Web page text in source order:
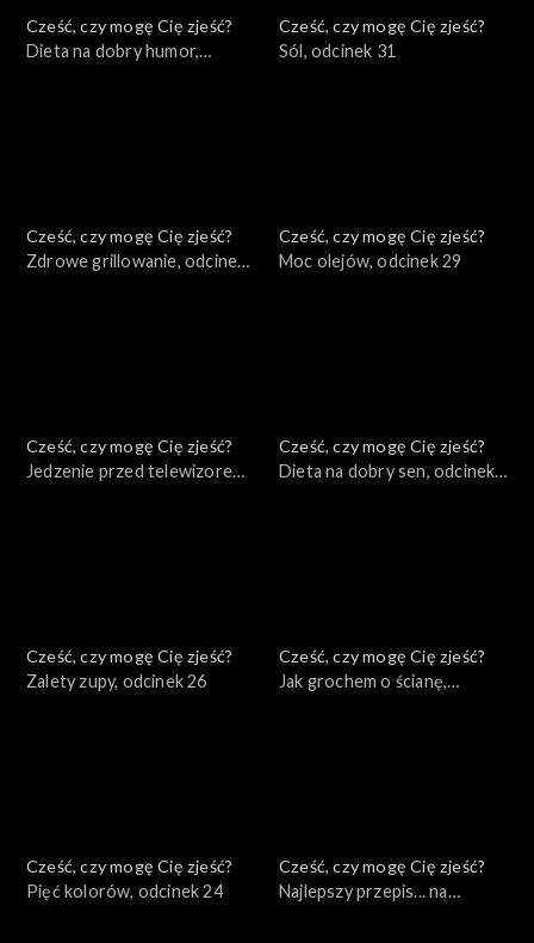
Cześć, czy mogę Cię zjeść?
Dieta na dobry humor,
Cześć, czy mogę Cię zjeść?
Sól, odcinek 31
Cześć, czy mogę Cię zjeść?
Zdrowe grillowanie, odcinek
Cześć, czy mogę Cię zjeść?
Moc olejów, odcinek 29
Cześć, czy mogę Cię zjeść?
Jedzenie przed telewizorem,
Cześć, czy mogę Cię zjeść?
Dieta na dobry sen, odcinek
Cześć, czy mogę Cię zjeść?
Zalety zupy, odcinek 26
Cześć, czy mogę Cię zjeść?
Jak grochem o ścianę,
Cześć, czy mogę Cię zjeść?
Pięć kolorów, odcinek 24
Cześć, czy mogę Cię zjeść?
Najlepszy przepis... na